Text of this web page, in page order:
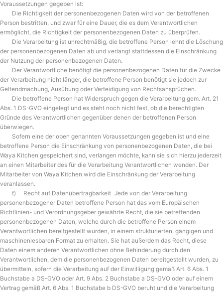
Voraussetzungen gegeben ist:
Die Richtigkeit der personenbezogenen Daten wird von der betroffenen
Person bestritten, und zwar für eine Dauer, die es dem Verantwortlichen
ermöglicht, die Richtigkeit der personenbezogenen Daten zu überprüfen.
Die Verarbeitung ist unrechtmäßig, die betroffene Person lehnt die Löschung
der personenbezogenen Daten ab und verlangt stattdessen die Einschränkung
der Nutzung der personenbezogenen Daten.
Der Verantwortliche benötigt die personenbezogenen Daten für die Zwecke
der Verarbeitung nicht länger, die betroffene Person benötigt sie jedoch zur
Geltendmachung, Ausübung oder Verteidigung von Rechtsansprüchen.
Die betroffene Person hat Widerspruch gegen die Verarbeitung gem. Art. 21
Abs. 1 DS-GVO eingelegt und es steht noch nicht fest, ob die berechtigten
Gründe des Verantwortlichen gegenüber denen der betroffenen Person
überwiegen.
Sofern eine der oben genannten Voraussetzungen gegeben ist und eine
betroffene Person die Einschränkung von personenbezogenen Daten, die bei
Waya Kitchen gespeichert sind, verlangen möchte, kann sie sich hierzu jederzeit
an einen Mitarbeiter des für die Verarbeitung Verantwortlichen wenden. Der
Mitarbeiter von Waya Kitchen wird die Einschränkung der Verarbeitung
veranlassen.
f) Recht auf Datenübertragbarkeit Jede von der Verarbeitung
personenbezogener Daten betroffene Person hat das vom Europäischen
Richtlinien- und Verordnungsgeber gewährte Recht, die sie betreffenden
personenbezogenen Daten, welche durch die betroffene Person einem
Verantwortlichen bereitgestellt wurden, in einem strukturierten, gängigen und
maschinenlesbaren Format zu erhalten. Sie hat außerdem das Recht, diese
Daten einem anderen Verantwortlichen ohne Behinderung durch den
Verantwortlichen, dem die personenbezogenen Daten bereitgestellt wurden, zu
übermitteln, sofern die Verarbeitung auf der Einwilligung gemäß Art. 6 Abs. 1
Buchstabe a DS-GVO oder Art. 9 Abs. 2 Buchstabe a DS-GVO oder auf einem
Vertrag gemäß Art. 6 Abs. 1 Buchstabe b DS-GVO beruht und die Verarbeitung